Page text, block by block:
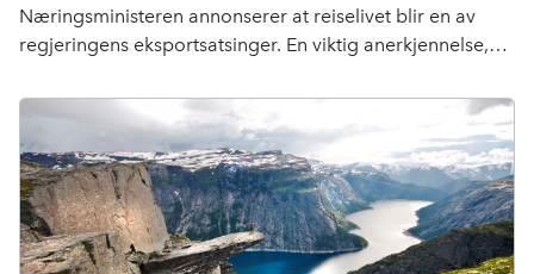
Næringsministeren annonserer at reiselivet blir en av
regjeringens eksportsatsinger. En viktig anerkjennelse,